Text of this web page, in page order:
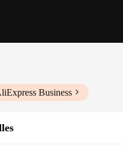
Business